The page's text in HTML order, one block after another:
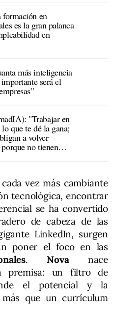
formación en
es la gran palanca
en
más inteligencia
será el
"Trabajar en
que te dé la gana;
a volver
no tienen
vez más cambiante
tecnológica, encontrar
se ha convertido
de cabeza de las
LinkedIn, surgen
poner el foco en las
.Nova nace
premisa: un filtro de
el potencial y la
que un currículum